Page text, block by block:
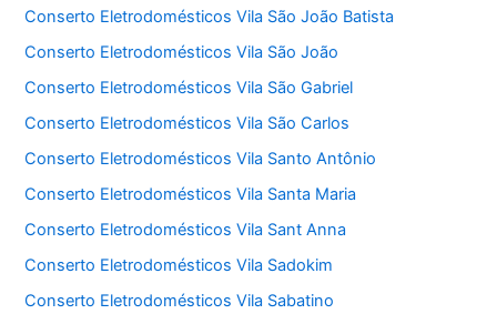
Conserto Eletrodomésticos Vila São João Batista
Conserto Eletrodomésticos Vila São João
Conserto Eletrodomésticos Vila São Gabriel
Conserto Eletrodomésticos Vila São Carlos
Conserto Eletrodomésticos Vila Santo Antônio
Conserto Eletrodomésticos Vila Santa Maria
Conserto Eletrodomésticos Vila Sant Anna
Conserto Eletrodomésticos Vila Sadokim
Conserto Eletrodomésticos Vila Sabatino